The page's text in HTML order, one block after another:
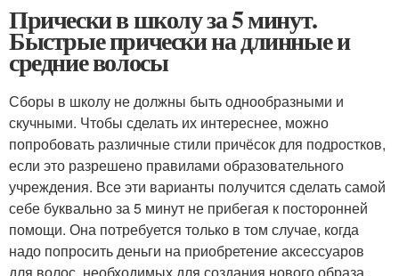
Прически в школу за 5 минут.
Быстрые прически на длинные и
средние волосы
Сборы в школу не должны быть однообразными и
скучными. Чтобы сделать их интереснее, можно
попробовать различные стили причёсок для подростков,
если это разрешено правилами образовательного
учреждения. Все эти варианты получится сделать самой
себе буквально за 5 минут не прибегая к посторонней
помощи. Она потребуется только в том случае, когда
надо попросить деньги на приобретение аксессуаров